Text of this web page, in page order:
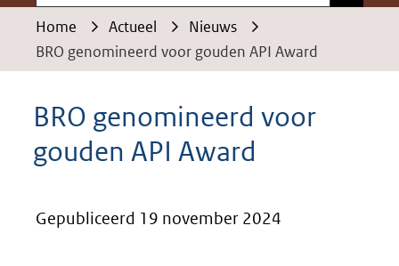
Home Actueel
Nieuws
BRO genomineerd voor gouden API Award
BRO genomineerd voor
gouden API Award
Gepubliceerd 19 november 2024